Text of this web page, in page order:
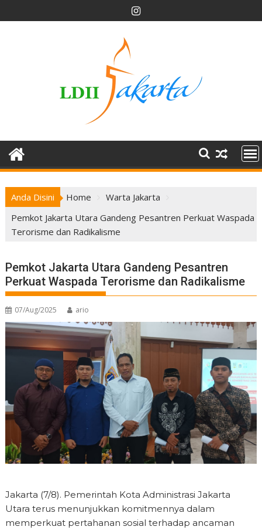
to
Anda Disini Home
Warta Jakarta
Pemkot Jakarta Utara Gandeng Pesantren Perkuat Waspada
Terorisme dan Radikalisme
Pemkot Jakarta Utara Gandeng Pesantren
Perkuat Waspada Terorisme dan Radikalisme
07/Aug/2025 ario
Jakarta (7/8). Pemerintah Kota Administrasi Jakarta
Utara terus menunjukkan komitmennya dalam
memperkuat pertahanan sosial terhadap ancaman